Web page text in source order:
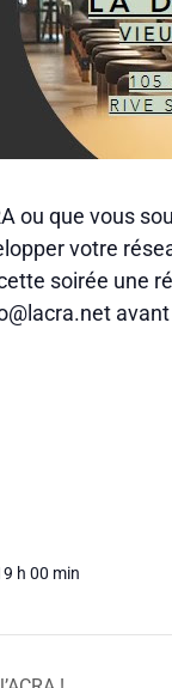
ou que vous
votre
soirée une
h 00 min